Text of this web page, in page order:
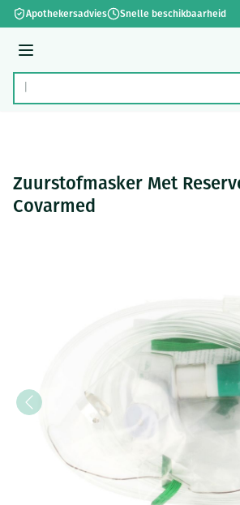
Ga naar de inhoud
Apothekersadvies Snelle beschikbaarheid
Menu
Product, merk, categorie...
Zuurstofmasker Met
Covarmed